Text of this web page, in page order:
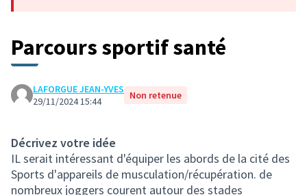
Parcours sportif santé
LAFORGUE JEAN-YVES
29/11/2024 15:44
Non retenue
Décrivez votre idée
IL serait intéressant d'équiper les abords de la cité des
Sports d'appareils de musculation/récupération. de
nombreux joggers courent autour des stades